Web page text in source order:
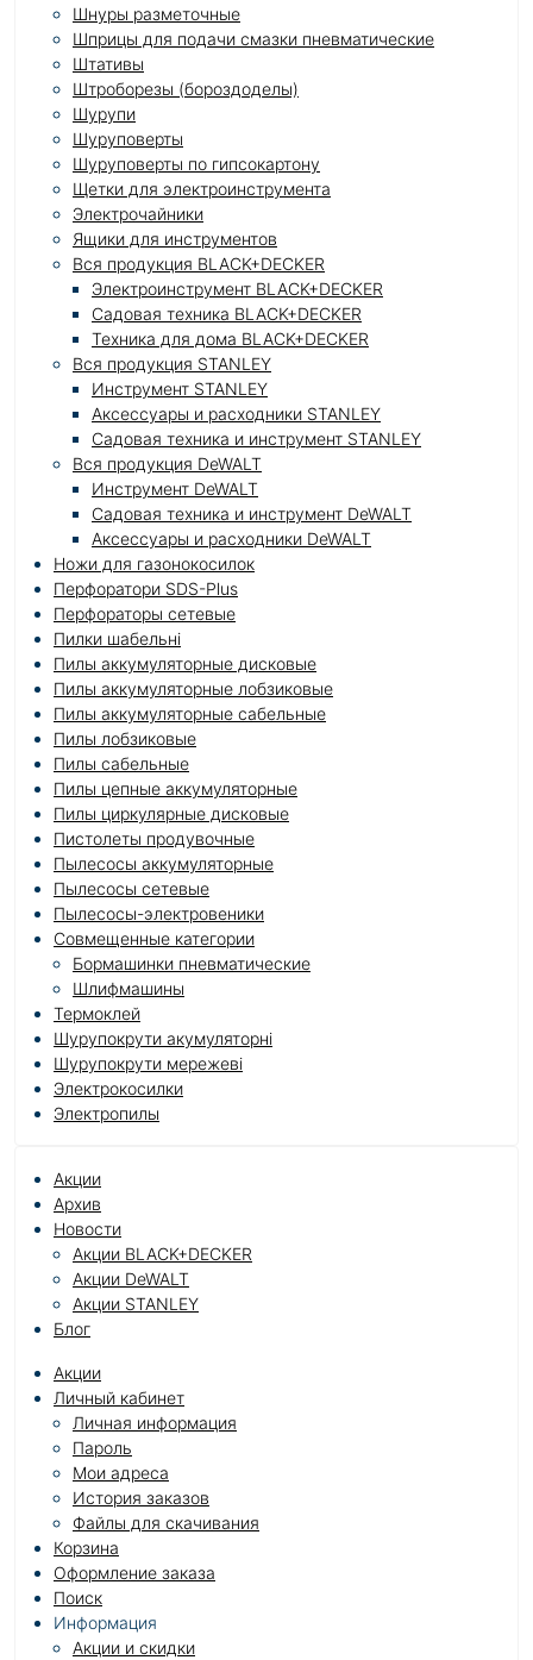
Шнуры разметочные
Шприцы для подачи смазки пневматические
Штативы
Штроборезы (бороздоделы)
Шурупи
Шуруповерты
Шуруповерты по гипсокартону
Щетки для электроинструмента
Электрочайники
Ящики для инструментов
Вся продукция BLACK+DECKER
Электроинструмент BLACK+DECKER
Садовая техника BLACK+DECKER
Техника для дома BLACK+DECKER
Вся продукция STANLEY
Инструмент STANLEY
Аксессуары и расходники STANLEY
Садовая техника и инструмент STANLEY
Вся продукция DeWALT
Инструмент DeWALT
Садовая техника и инструмент DeWALT
Аксессуары и расходники DeWALT
Ножи для газонокосилок
Перфоратори SDS-Plus
Перфораторы сетевые
Пилки шабельні
Пилы аккумуляторные дисковые
Пилы аккумуляторные лобзиковые
Пилы аккумуляторные сабельные
Пилы лобзиковые
Пилы сабельные
Пилы цепные аккумуляторные
Пилы циркулярные дисковые
Пистолеты продувочные
Пылесосы аккумуляторные
Пылесосы сетевые
Пылесосы-электровеники
Совмещенные категории
Бормашинки пневматические
Шлифмашины
Термоклей
Шурупокрути акумуляторні
Шурупокрути мережеві
Электрокосилки
Электропилы
Акции
Архив
Новости
Акции BLACK+DECKER
Акции DeWALT
Акции STANLEY
Блог
Акции
Личный кабинет
Личная информация
Пароль
Мои адреса
История заказов
Файлы для скачивания
Корзина
Оформление заказа
Поиск
Информация
Акции и скидки